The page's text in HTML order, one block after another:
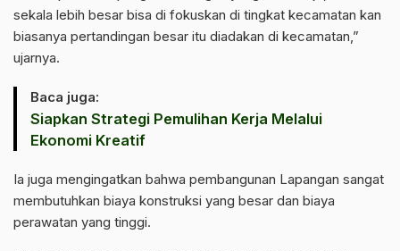
sekala lebih besar bisa di fokuskan di tingkat kecamatan kan
biasanya pertandingan besar itu diadakan di kecamatan,”
ujarnya.
Baca juga:
Siapkan Strategi Pemulihan Kerja Melalui
Ekonomi Kreatif
‎Ia juga mengingatkan bahwa pembangunan Lapangan sangat
membutuhkan biaya konstruksi yang besar dan biaya
perawatan yang tinggi.